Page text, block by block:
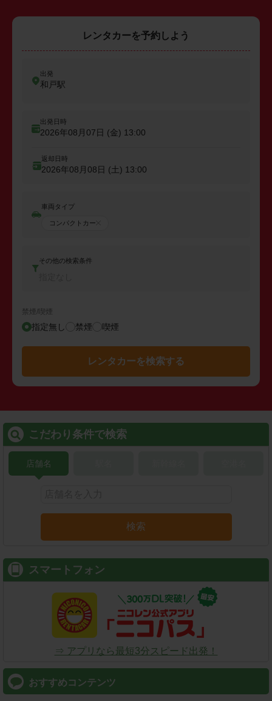
レンタカーを予約しよう
出発
和戸駅
出発日時
2026年08月07日 (金) 13:00
返却日時
2026年08月08日 (土) 13:00
車両タイプ
コンパクトカー
その他の検索条件
禁煙/喫煙
指定無し 禁煙 喫煙
レンタカーを検索する
こだわり条件で検索
店舗名
検索
スマートフォン
⇒ アプリなら最短3分スピード出発！
おすすめコンテンツ